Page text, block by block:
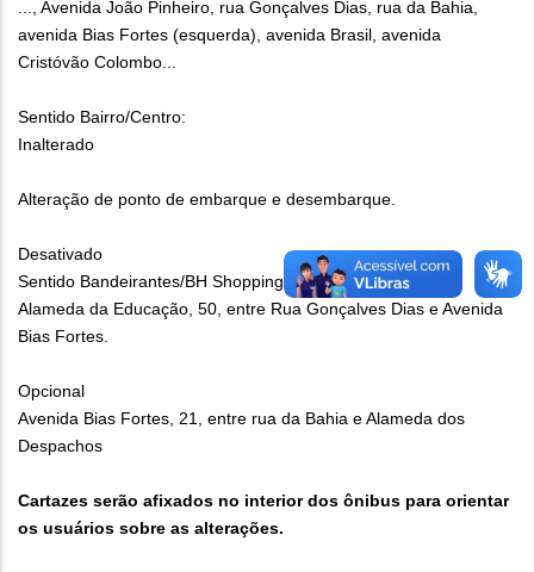
..., Avenida João Pinheiro, rua Gonçalves Dias, rua da Bahia,
avenida Bias Fortes (esquerda), avenida Brasil, avenida
Cristóvão Colombo...
Sentido Bairro/Centro:
Inalterado
Alteração de ponto de embarque e desembarque.
Desativado
Sentido Bandeirantes/BH Shopping:
Alameda da Educação, 50, entre Rua Gonçalves Dias e Avenida
Bias Fortes.
Opcional
Avenida Bias Fortes, 21, entre rua da Bahia e Alameda dos
Despachos
Cartazes serão afixados no interior dos ônibus para orientar
os usuários sobre as alterações.